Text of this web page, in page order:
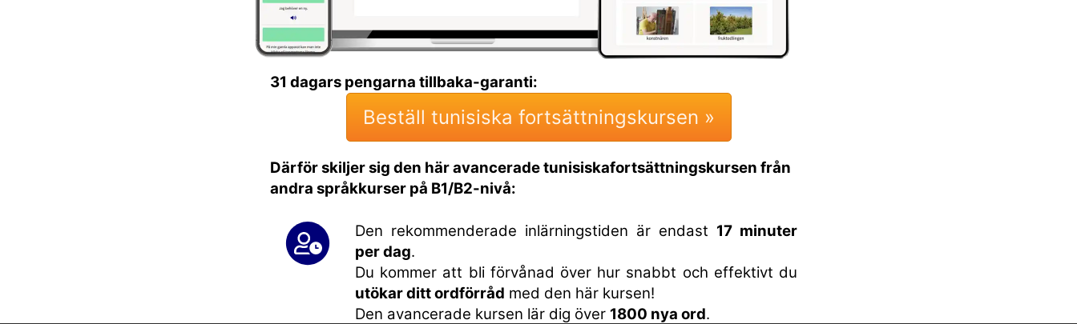
31 dagars pengarna tillbaka-garanti:
Beställ tunisiska fortsättningskursen »
Därför skiljer sig den här avancerade tunisiskafortsättningskursen från
andra språkkurser på B1/B2-nivå:
Den rekommenderade inlärningstiden är endast 17 minuter
per dag.
Du kommer att bli förvånad över hur snabbt och effektivt du
utökar ditt ordförråd med den här kursen!
Den avancerade kursen lär dig över 1800 nya ord.